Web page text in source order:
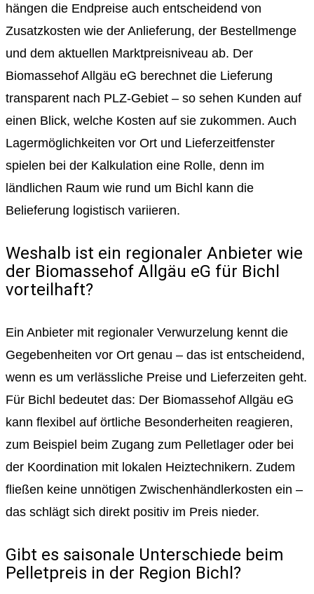
hängen die Endpreise auch entscheidend von
Zusatzkosten wie der Anlieferung, der Bestellmenge
und dem aktuellen Marktpreisniveau ab. Der
Biomassehof Allgäu eG berechnet die Lieferung
transparent nach PLZ-Gebiet – so sehen Kunden auf
einen Blick, welche Kosten auf sie zukommen. Auch
Lagermöglichkeiten vor Ort und Lieferzeitfenster
spielen bei der Kalkulation eine Rolle, denn im
ländlichen Raum wie rund um Bichl kann die
Belieferung logistisch variieren.
Weshalb ist ein regionaler Anbieter wie
der Biomassehof Allgäu eG für Bichl
vorteilhaft?
Ein Anbieter mit regionaler Verwurzelung kennt die
Gegebenheiten vor Ort genau – das ist entscheidend,
wenn es um verlässliche Preise und Lieferzeiten geht.
Für Bichl bedeutet das: Der Biomassehof Allgäu eG
kann flexibel auf örtliche Besonderheiten reagieren,
zum Beispiel beim Zugang zum Pelletlager oder bei
der Koordination mit lokalen Heiztechnikern. Zudem
fließen keine unnötigen Zwischenhändlerkosten ein –
das schlägt sich direkt positiv im Preis nieder.
Gibt es saisonale Unterschiede beim
Pelletpreis in der Region Bichl?